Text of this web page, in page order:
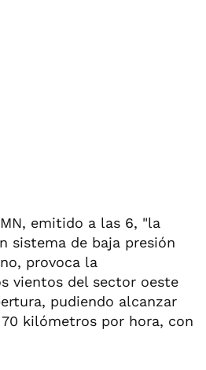
emitido a las 6, "la
sistema de baja presión
provoca la
vientos del sector oeste
pudiendo alcanzar
kilómetros por hora, con